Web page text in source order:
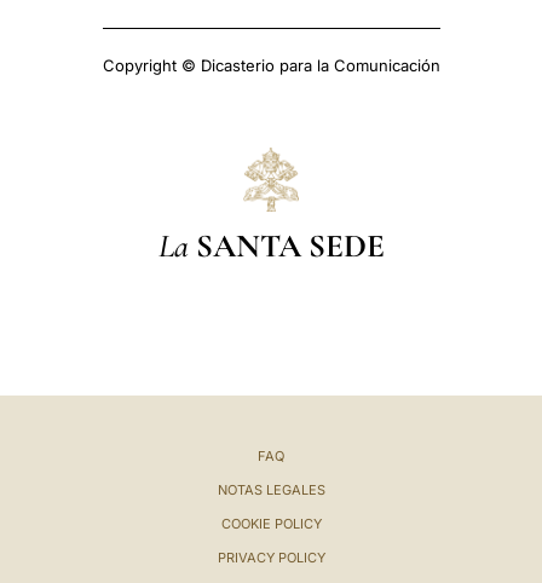
Copyright © Dicasterio para la Comunicación
La SANTA SEDE
FAQ
NOTAS LEGALES
COOKIE POLICY
PRIVACY POLICY